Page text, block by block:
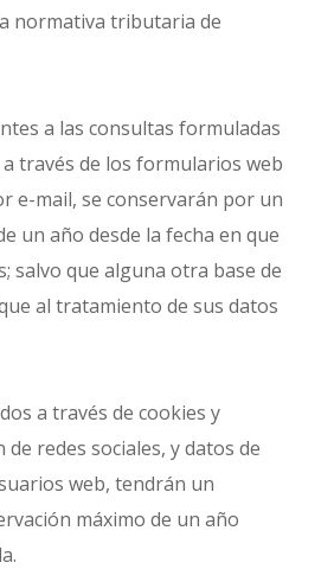
normativa tributaria de
a las consultas formuladas
través de los formularios web
e-mail, se conservarán por un
un año desde la fecha en que
salvo que alguna otra base de
al tratamiento de sus datos
a través de cookies y
redes sociales, y datos de
web, tendrán un
máximo de un año